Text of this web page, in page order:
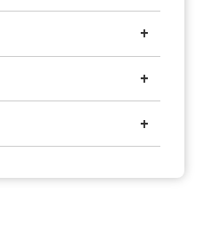
+
+
+